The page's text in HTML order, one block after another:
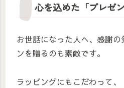
心を込めた「プレゼ
お世話になった人へ、感謝
ンを贈るのも素敵です。
ラッピングにもこだわって